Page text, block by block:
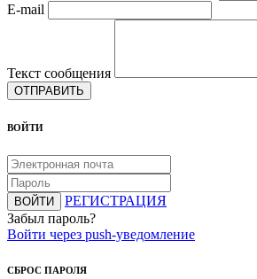
E-mail
Текст сообщения
ОТПРАВИТЬ
ВОЙТИ
ВОЙТИ
РЕГИСТРАЦИЯ
Забыл пароль?
Войти через push-уведомление
СБРОС ПАРОЛЯ